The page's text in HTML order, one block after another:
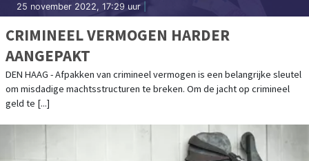
25 november 2022, 17:29 uur
CRIMINEEL VERMOGEN HARDER
AANGEPAKT
DEN HAAG - Afpakken van crimineel vermogen is een belangrijke sleutel
om misdadige machtsstructuren te breken. Om de jacht op crimineel
geld te [...]